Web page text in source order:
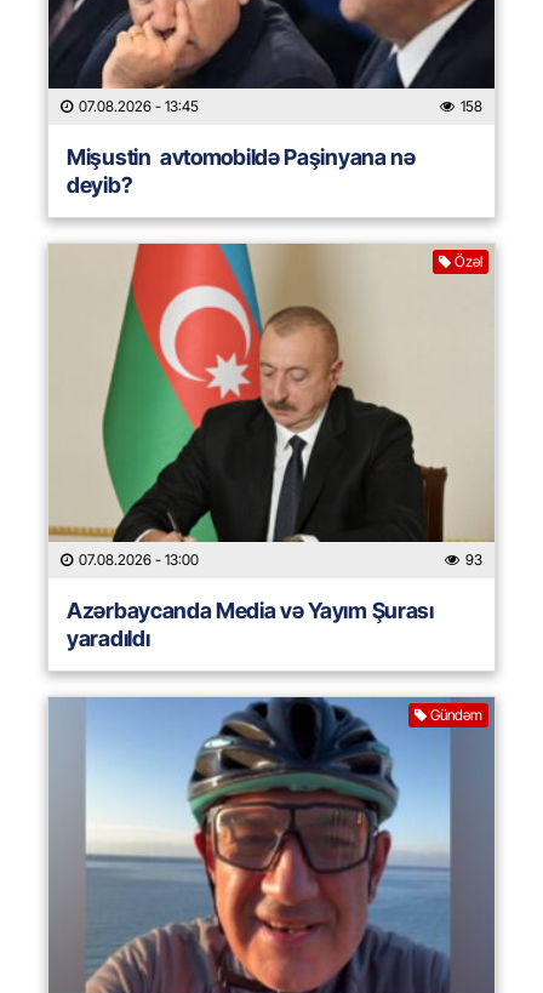
07.08.2026 - 13:45 158
Mişustin avtomobildə Paşinyana nə
deyib?
Özəl
07.08.2026 - 13:00 93
Azərbaycanda Media və Yayım Şurası
yaradıldı
Gündəm